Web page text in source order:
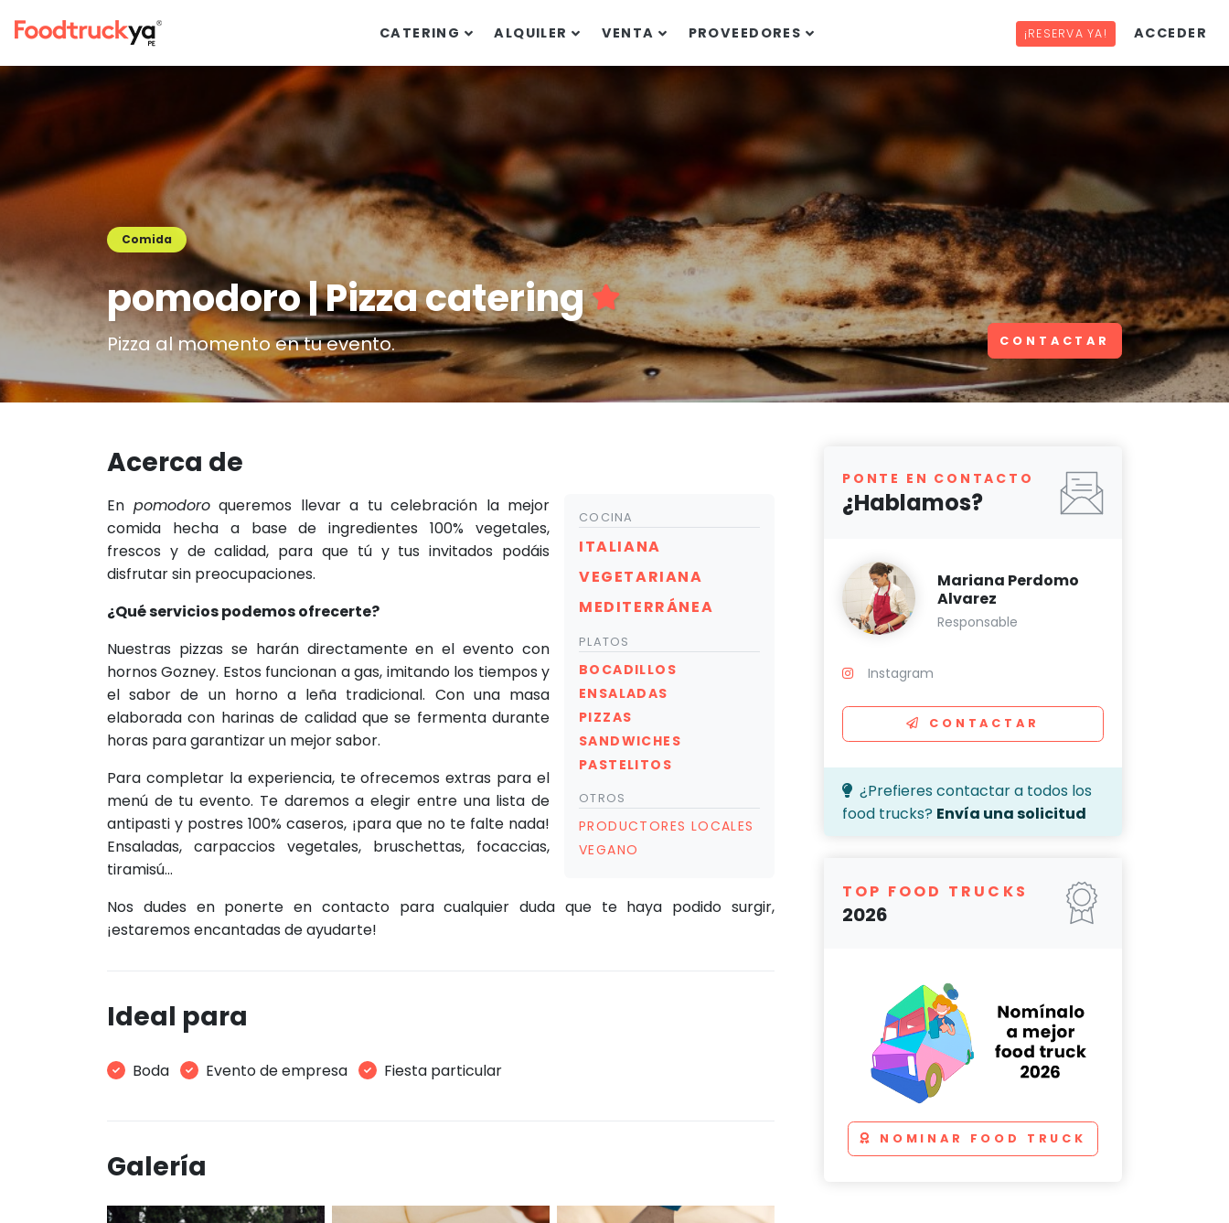
CATERING ALQUILER VENTA PROVEEDORES ¡RESERVA YA! ACCEDER
Comida
pomodoro | Pizza catering
Pizza al momento en tu evento. CONTACTAR
Acerca de
COCINA
ITALIANA
VEGETARIANA
MEDITERRÁNEA
PLATOS
BOCADILLOS
ENSALADAS
PIZZAS
SANDWICHES
PASTELITOS
OTROS
PRODUCTORES LOCALES
VEGANO
En pomodoroqueremos llevar a tu celebración la mejor
comida hecha a base de ingredientes 100% vegetales,
frescos y de calidad, para que tú y tus invitados podáis
disfrutar sin preocupaciones.
¿Qué servicios podemos ofrecerte?
Nuestras pizzas se harán directamente en el evento con
hornos Gozney. Estos funcionan a gas, imitando los tiempos y
el sabor de un horno a leña tradicional. Con una masa
elaborada con harinas de calidad que se fermenta durante
horas para garantizar un mejor sabor.
Para completar la experiencia, te ofrecemos extras para el
menú de tu evento. Te daremos a elegir entre una lista de
antipasti y postres 100% caseros, ¡para que no te falte nada!
Ensaladas, carpaccios vegetales, bruschettas, focaccias,
tiramisú…
Nos dudes en ponerte en contacto para cualquier duda que te haya podido surgir,
¡estaremos encantadas de ayudarte!
Ideal para
Boda Evento de empresa Fiesta particular
Galería
PONTE EN CONTACTO
¿Hablamos?
Mariana Perdomo
Alvarez
Responsable
Instagram
CONTACTAR
¿Prefieres contactar a todos los
food trucks? Envía una solicitud
TOP FOOD TRUCKS
2026
NOMINAR FOOD TRUCK